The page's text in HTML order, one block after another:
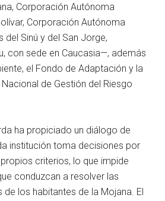
Corporación Autónoma
Corporación Autónoma
del Sinú y del San Jorge,
con sede en Caucasia—, además
el Fondo de Adaptación y la
de Gestión del Riesgo
ha propiciado un diálogo de
institución toma decisiones por
criterios, lo que impide
conduzcan a resolver las
los habitantes de la Mojana. El